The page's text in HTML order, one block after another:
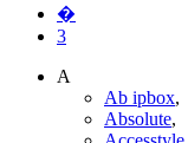
�
3
A
Ab ipbox,
Absolute,